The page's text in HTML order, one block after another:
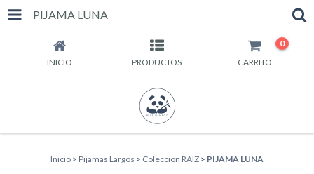
PIJAMA LUNA
INICIO PRODUCTOS CARRITO
0
Inicio > Pijamas Largos > Coleccion RAIZ > PIJAMA LUNA